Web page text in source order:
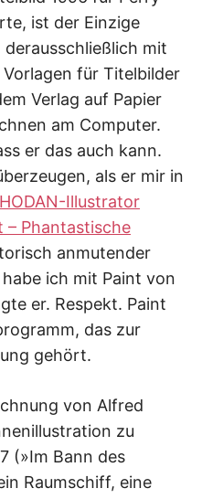
ist der Einzige
mit
für Titelbilder
Verlag auf Papier
am Computer.
er das auch kann.
als er mir in
Illustrator
– Phantastische
anmutender
ich mit Paint von
er. Respekt. Paint
das zur
gehört.
von Alfred
zu
(»Im Bann des
Raumschiff, eine